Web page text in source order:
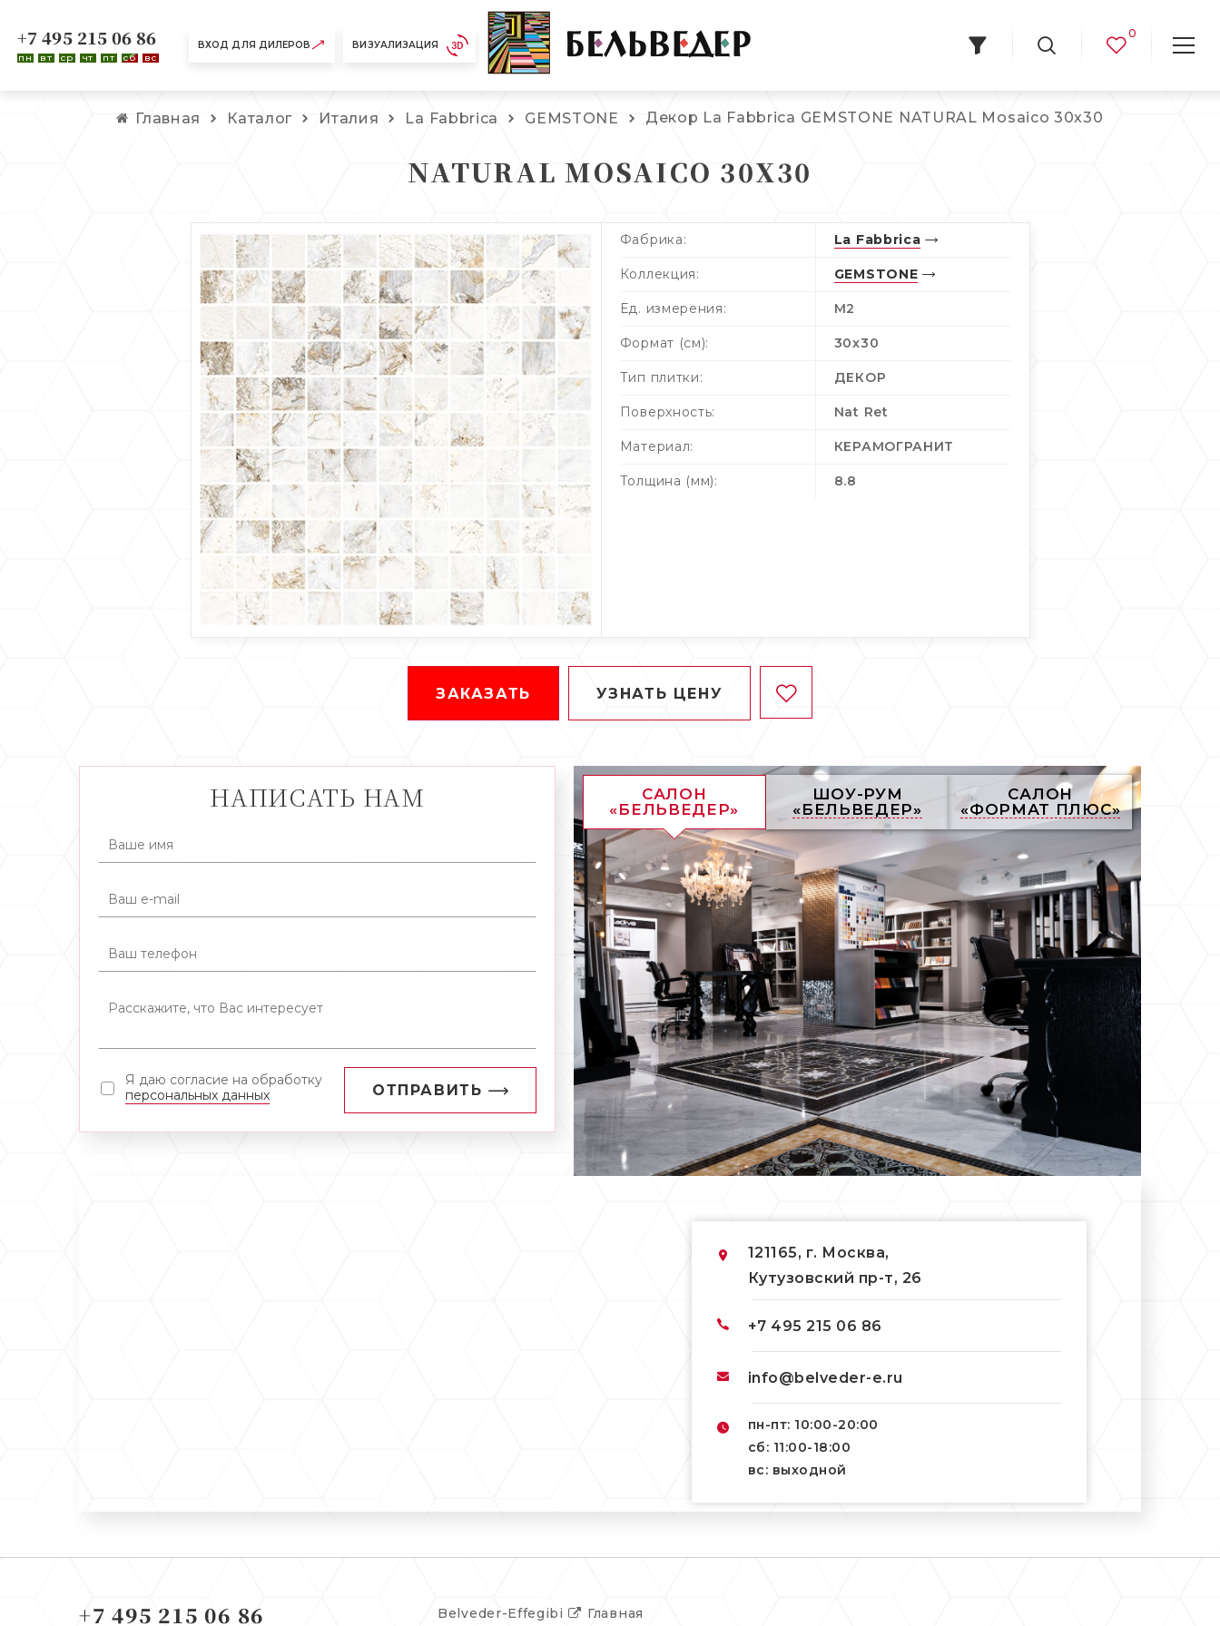
ВХОД ДЛЯ ДИЛЕРОВ ВИЗУАЛИЗАЦИЯ
+7 495 215 06 86
пн вт ср чт пт сб вс
0
Главная Каталог Италия La Fabbrica GEMSTONE Декор La Fabbrica GEMSTONE NATURAL Mosaico 30x30
NATURAL MOSAICO 30X30
Фабрика: La Fabbrica
Коллекция: GEMSTONE
Ед. измерения: M2
Формат (см): 30x30
Тип плитки: ДЕКОР
Поверхность: Nat Ret
Материал: КЕРАМОГРАНИТ
Толщина (мм): 8.8
ЗАКАЗАТЬ УЗНАТЬ ЦЕНУ
НАПИСАТЬ НАМ
Я даю согласие на обработку
персональных данных
ОТПРАВИТЬ
САЛОН
«БЕЛЬВЕДЕР»
ШОУ-РУМ
«БЕЛЬВЕДЕР»
САЛОН
«ФОРМАТ ПЛЮС»
121165, г. Москва,
Кутузовский пр-т, 26
+7 495 215 06 86
info@belveder-e.ru
пн-пт: 10:00-20:00
сб: 11:00-18:00
вс: выходной
+7 495 215 06 86 Главная
Belveder-Effegibi